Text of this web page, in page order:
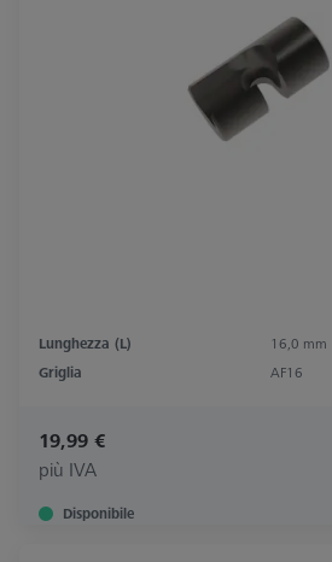
Lunghezza (L)
16,0 mm
Griglia
AF16
19,99 €
più IVA
Disponibile